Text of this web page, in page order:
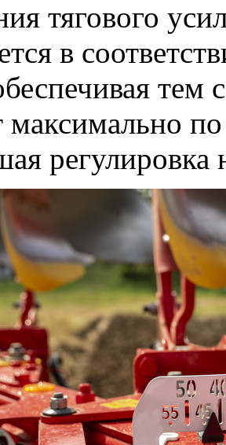
тягового
в
максимально
регулировка